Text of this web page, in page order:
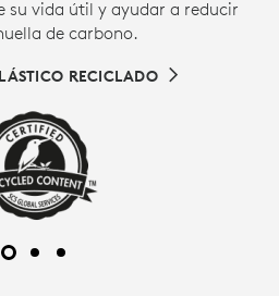
su vida útil y ayudar a reducir
de carbono.
RECICLADO